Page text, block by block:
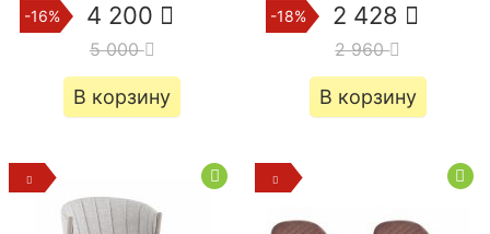
-16% 4 200
5 000
В корзину
-18% 2 428
2 960
В корзину